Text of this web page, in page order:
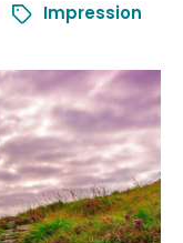
Impression